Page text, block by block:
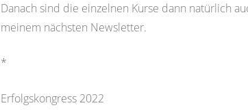
Danach sind die einzelnen Kurse dann natürlich
meinem nächsten Newsletter.
*
Erfolgskongress 2022